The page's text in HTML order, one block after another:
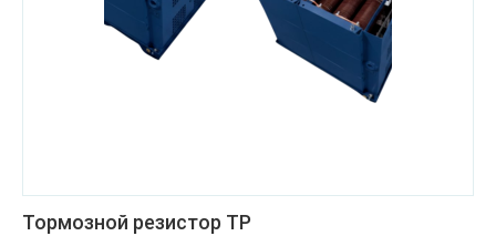
Тормозной резистор ТР